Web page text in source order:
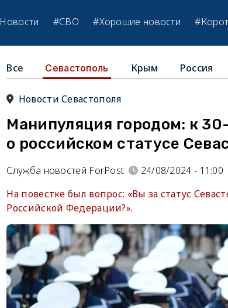
Новости #СВО #Хорошие новости
Все Севастополь Крым Россия
Новости Севастополя
Манипуляция городом: к
о российском статусе
Служба новостей ForPost
24/08/2024 - 11:00
На повестке был вопрос: «Вы за статус
Российской Федерации?».